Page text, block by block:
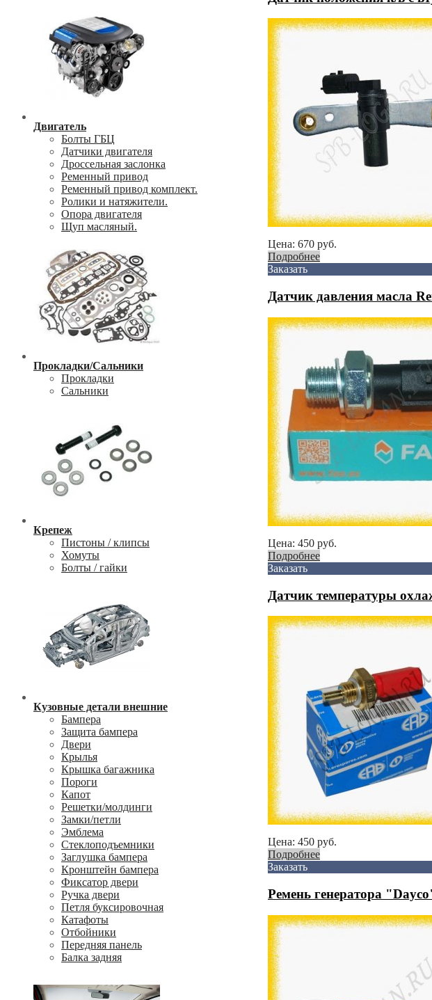
Двигатель
Болты ГБЦ
Датчики двигателя
Дроссельная заслонка
Ременный привод
Ременный привод комплект.
Ролики и натяжители.
Опора двигателя
Щуп масляный.
Прокладки/Сальники
Прокладки
Сальники
Крепеж
Пистоны / клипсы
Хомуты
Болты / гайки
Кузовные детали внешние
Бампера
Защита бампера
Двери
Крылья
Крышка багажника
Пороги
Капот
Решетки/молдинги
Замки/петли
Эмблема
Стеклоподъемники
Заглушка бампера
Кронштейн бампера
Фиксатор двери
Ручка двери
Петля буксировочная
Катафоты
Отбойники
Передняя панель
Балка задняя
Цена: 670 руб.
Подробнее
Заказать
Датчик давления масла
Цена: 450 руб.
Подробнее
Заказать
Датчик температуры
Цена: 450 руб.
Подробнее
Заказать
Ремень генератора